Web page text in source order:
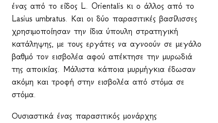
ένας από το είδος L. Orientalis κι ο άλλος από το
Lasius umbratus. Και οι δύο παρασιτικές βασίλισσες
χρησιμοποίησαν την ίδια ύπουλη στρατηγική
κατάληψης, με τους εργάτες να αγνοούν σε μεγάλο
βαθμό τον εισβολέα αφού απέκτησε την μυρωδιά
της αποικίας. Μάλιστα κάποια μυρμήγκια έδωσαν
ακόμη και τροφή στην εισβολέα από στόμα σε
στόμα.
Ουσιαστικά ένας παρασιτικός μονάρχης